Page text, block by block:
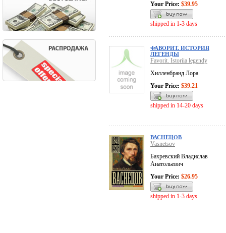
Your Price: $39.95
shipped in 1-3 days
ФАВОРИТ. ИСТОРИЯ
ЛЕГЕНДЫ
Favorit. Istoriia legendy
Хилленбранд Лора
Your Price: $39.21
shipped in 14-20 days
ВАСНЕЦОВ
Vasnetsov
Бахревский Владислав
Анатольевич
Your Price: $26.95
shipped in 1-3 days